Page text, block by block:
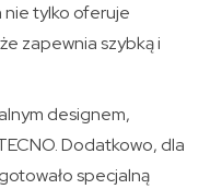
tylko oferuje
zapewnia szybką i
designem,
Dodatkowo, dla
specjalną